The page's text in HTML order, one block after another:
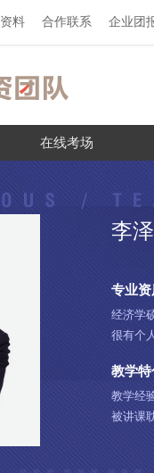
资料 合作联系 企业团
在线考场
李
专业资
经济学
很有个
教学特
教学经
被讲课